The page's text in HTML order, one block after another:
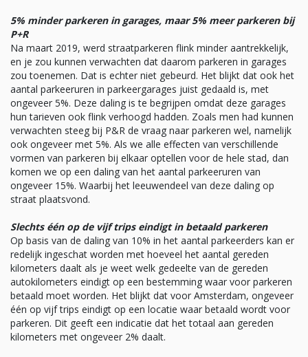
5% minder parkeren in garages, maar 5% meer parkeren bij
P+R
Na maart 2019, werd straatparkeren flink minder aantrekkelijk,
en je zou kunnen verwachten dat daarom parkeren in garages
zou toenemen. Dat is echter niet gebeurd. Het blijkt dat ook het
aantal parkeeruren in parkeergarages juist gedaald is, met
ongeveer 5%. Deze daling is te begrijpen omdat deze garages
hun tarieven ook flink verhoogd hadden. Zoals men had kunnen
verwachten steeg bij P&R de vraag naar parkeren wel, namelijk
ook ongeveer met 5%. Als we alle effecten van verschillende
vormen van parkeren bij elkaar optellen voor de hele stad, dan
komen we op een daling van het aantal parkeeruren van
ongeveer 15%. Waarbij het leeuwendeel van deze daling op
straat plaatsvond.
Slechts één op de vijf trips eindigt in betaald parkeren
Op basis van de daling van 10% in het aantal parkeerders kan er
redelijk ingeschat worden met hoeveel het aantal gereden
kilometers daalt als je weet welk gedeelte van de gereden
autokilometers eindigt op een bestemming waar voor parkeren
betaald moet worden. Het blijkt dat voor Amsterdam, ongeveer
één op vijf trips eindigt op een locatie waar betaald wordt voor
parkeren. Dit geeft een indicatie dat het totaal aan gereden
kilometers met ongeveer 2% daalt.